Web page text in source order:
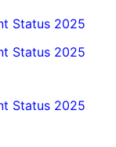
Status 2025
Status 2025
Status 2025